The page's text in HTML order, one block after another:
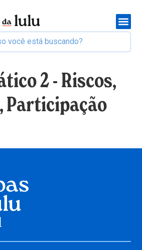
2 - Riscos,
Participação